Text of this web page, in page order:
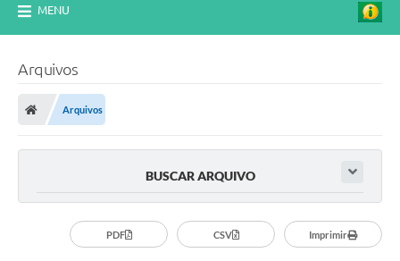
MENU
Arquivos
Arquivos
BUSCAR ARQUIVO
PDF CSV Imprimir